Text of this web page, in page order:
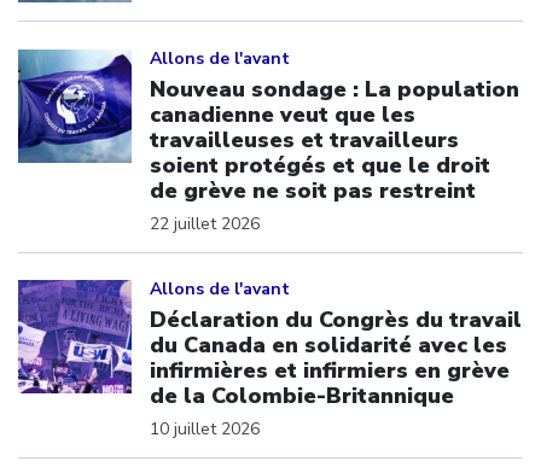
Allons de l'avant
Nouveau sondage : La population
canadienne veut que les
travailleuses et travailleurs
soient protégés et que le droit
de grève ne soit pas restreint
22 juillet 2026
Allons de l'avant
Déclaration du Congrès du travail
du Canada en solidarité avec les
infirmières et infirmiers en grève
de la Colombie-Britannique
10 juillet 2026